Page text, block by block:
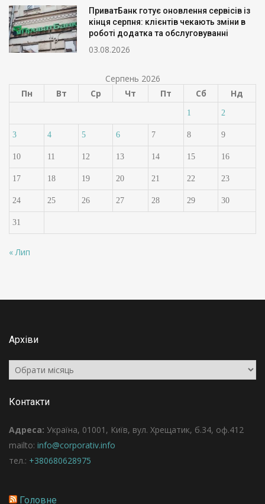
ПриватБанк готує оновлення сервісів із
кінця серпня: клієнтів чекають зміни в
роботі додатка та обслуговуванні
03.08.2026
Серпень 2026
Пн
Вт Ср Чт Пт Сб Нд
1 2
3 4 5 6 7 8 9
10 11 12 13 14 15 16
17 18 19 20 21 22 23
24 25 26 27 28 29 30
31
« Лип
Архіви
Архіви
Контакти
Адреса: Україна, 01001, Київ, вул. Хрещатик, б.34, оф.412
mailto: info@corporativ.info
тел.: +380680628975
Головне